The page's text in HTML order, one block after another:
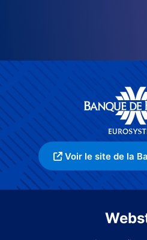
Voir le site de la